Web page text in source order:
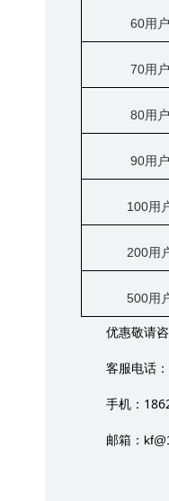
60用
70用
80用
90用
100用
200用
500用
优惠敬请
客服电话：
手机：
邮箱：